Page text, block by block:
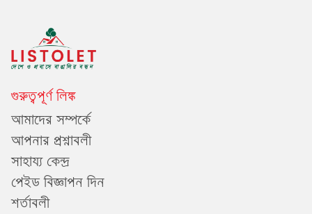
গুরুত্বপূর্ণ লিঙ্ক
আমাদের সম্পর্কে
আপনার প্রশ্নাবলী
সাহায্য কেন্দ্র
পেইড বিজ্ঞাপন দিন
শর্তাবলী